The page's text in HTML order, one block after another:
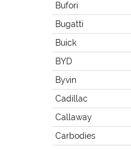
Bufori
Bugatti
Buick
BYD
Byvin
Cadillac
Callaway
Carbodies